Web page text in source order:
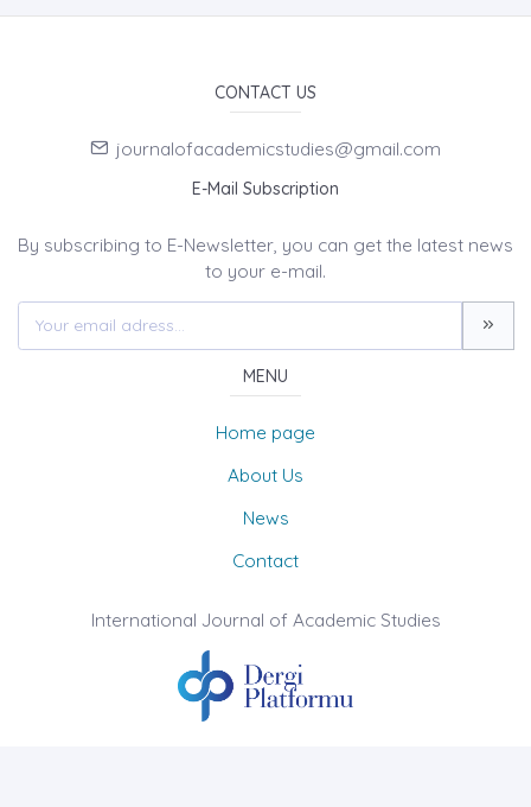
CONTACT US
journalofacademicstudies@gmail.com
E-Mail Subscription
By subscribing to E-Newsletter, you can get the latest news
to your e-mail.
MENU
Home page
About Us
News
Contact
International Journal of Academic Studies